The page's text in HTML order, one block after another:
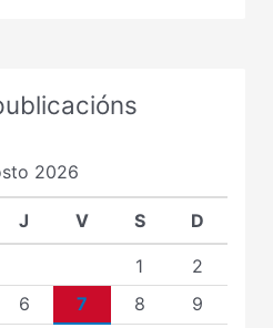
2026
J V S D
1
2
6 7 8
9